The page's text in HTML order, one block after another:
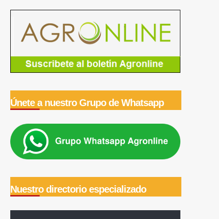
Únete a nuestro Grupo de Whatsapp
Nuestro directorio especializado